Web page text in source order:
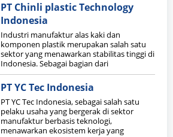
PT Chinli plastic Technology
Indonesia
Industri manufaktur alas kaki dan
komponen plastik merupakan salah satu
sektor yang menawarkan stabilitas tinggi di
Indonesia. Sebagai bagian dari
PT YC Tec Indonesia
PT YC Tec Indonesia, sebagai salah satu
pelaku usaha yang bergerak di sektor
manufaktur berbasis teknologi,
menawarkan ekosistem kerja yang